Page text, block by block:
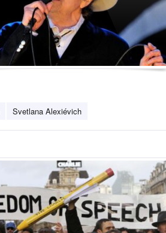
Svetlana Alexiévich